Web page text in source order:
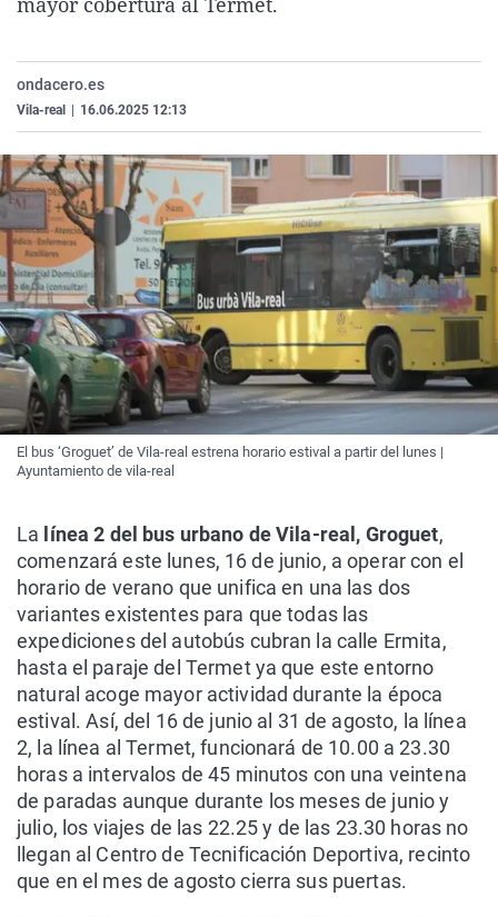
Gente viajera
Retornados
Operación Viuda
Galicia
Navarra
País Vasco
Televisión
ondacero.es
Vila-real 16.06.2025 12:13
El bus ‘Groguet’ de Vila-real estrena horario estival a partir del lunes |
Ayuntamiento de vila-real
La línea 2 del bus urbano de Vila-real, Groguet,
comenzará este lunes, 16 de junio, a operar con el
horario de verano que unifica en una las dos
variantes existentes para que todas las
expediciones del autobús cubran la calle Ermita,
hasta el paraje del Termet ya que este entorno
natural acoge mayor actividad durante la época
estival. Así, del 16 de junio al 31 de agosto, la línea
2, la línea al Termet, funcionará de 10.00 a 23.30
horas a intervalos de 45 minutos con una veintena
de paradas aunque durante los meses de junio y
julio, los viajes de las 22.25 y de las 23.30 horas no
llegan al Centro de Tecnificación Deportiva, recinto
que en el mes de agosto cierra sus puertas.